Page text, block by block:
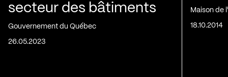
secteur des bâtiments
Gouvernement du Québec
26.05.2023
Maison de
18.10.2014